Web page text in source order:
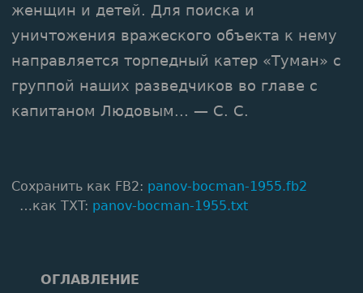
женщин и детей. Для поиска и
уничтожения вражеского объекта к нему
направляется торпедный катер «Туман» с
группой наших разведчиков во главе с
капитаном Людовым... — С. С.
Сохранить как FB2: panov-bocman-1955.fb2
…как TXT: panov-bocman-1955.txt
ОГЛАВЛЕНИЕ